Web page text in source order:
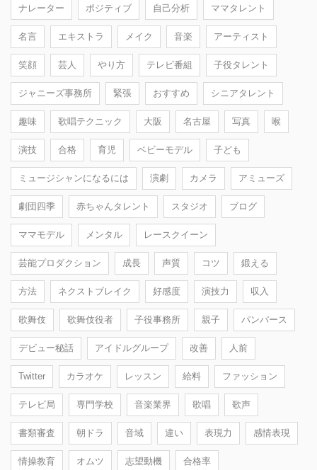
ナレーター ポジティブ 自己分析 ママタレント
名言 エキストラ メイク 音楽 アーティスト
笑顔 芸人 やり方 テレビ番組 子役タレント
ジャニーズ事務所 緊張 おすすめ シニアタレント
趣味 歌唱テクニック 大阪 名古屋 写真 喉
演技 合格 育児 ベビーモデル 子ども
ミュージシャンになるには 演劇 カメラ アミューズ
劇団四季 赤ちゃんタレント スタジオ ブログ
ママモデル メンタル レースクイーン
芸能プロダクション 成長 声質 コツ 鍛える
方法 ネクストブレイク 好感度 演技力 収入
歌舞伎 歌舞伎役者 子役事務所 親子 パンパース
デビュー秘話 アイドルグループ 改善 人前
Twitter カラオケ レッスン 給料 ファッション
テレビ局 専門学校 音楽業界 歌唱 歌声
書類審査 朝ドラ 音域 違い 表現力 感情表現
情操教育 オムツ 志望動機 合格率